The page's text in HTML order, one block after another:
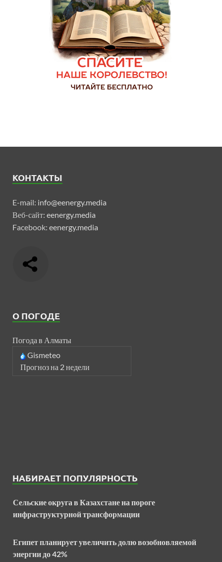
КОНТАКТЫ
E-mail: info@eenergy.media
Веб-сайт: eenergy.media
Facebook: eenergy.media
О ПОГОДЕ
Погода в Алматы
Gismeteo
Прогноз на 2 недели
НАБИРАЕТ ПОПУЛЯРНОСТЬ
Сельские округа в Казахстане на пороге
инфраструктурной трансформации
Египет планирует увеличить долю возобновляемой
энергии до 42%